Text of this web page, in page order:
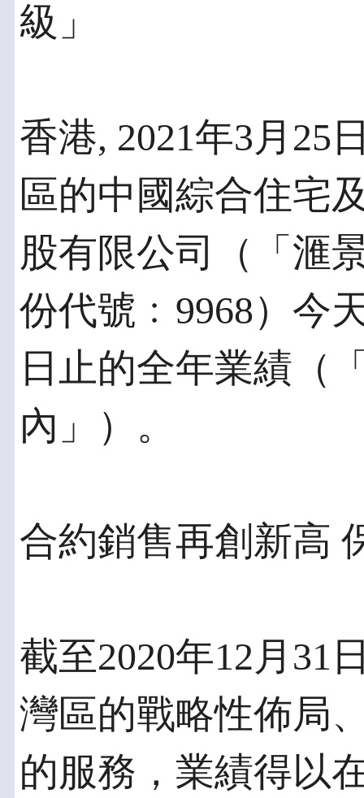
級」
香港, 2021年3月25
區的中國綜合住宅
股有限公司（「滙
份代號﹕9968）今
日止的全年業績（
內」）。
合約銷售再創新高
截至2020年12月31
灣區的戰略性佈局
的服務，業績得以